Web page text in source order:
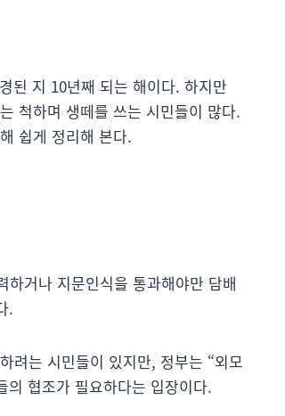
된 지 10년째 되는 해이다. 하지만
척하며 생떼를 쓰는 시민들이 많다.
쉽게 정리해 본다.
거나 지문인식을 통과해야만 담배
.
려는 시민들이 있지만, 정부는 “외모
협조가 필요하다는 입장이다.